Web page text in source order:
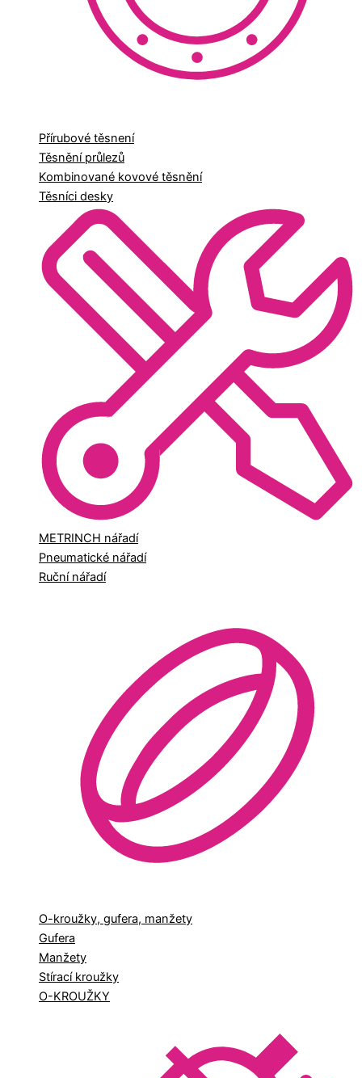
Přírubové těsnení
Těsnění průlezů
Kombinované kovové těsnění
Těsníci desky
METRINCH nářadí
Pneumatické nářadí
Ruční nářadí
O-kroužky, gufera, manžety
Gufera
Manžety
Stírací kroužky
O-KROUŽKY